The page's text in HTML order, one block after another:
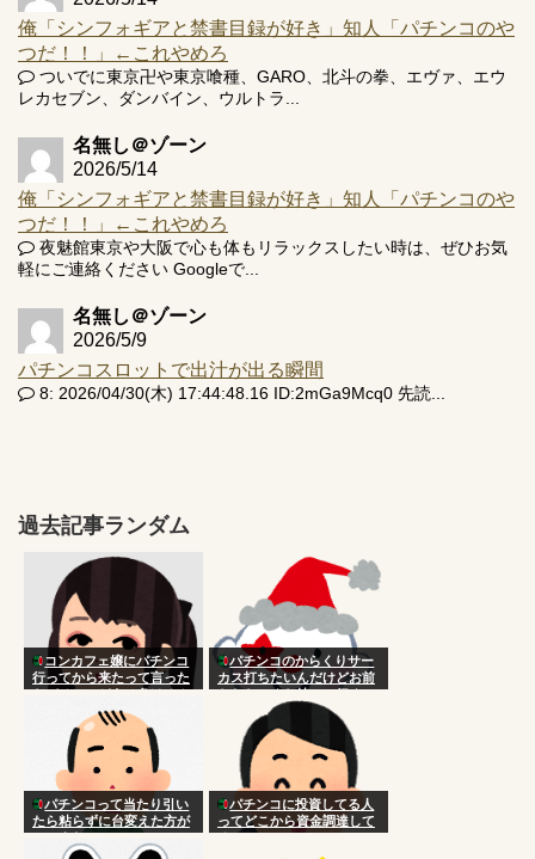
俺「シンフォギアと禁書目録が好き」知人「パチンコのや
つだ！！」←これやめろ
ついでに東京卍や東京喰種、GARO、北斗の拳、エヴァ、エウ
レカセブン、ダンバイン、ウルトラ...
名無し＠ゾーン
2026/5/14
俺「シンフォギアと禁書目録が好き」知人「パチンコのや
つだ！！」←これやめろ
夜魅館東京や大阪で心も体もリラックスしたい時は、ぜひお気
軽にご連絡ください Googleで...
名無し＠ゾーン
2026/5/9
パチンコスロットで出汁が出る瞬間
8: 2026/04/30(木) 17:44:48.16 ID:2mGa9Mcq0 先読...
過去記事ランダム
コンカフェ嬢にパチンコ
行ってから来たって言った
らパチンコどうせ負けるん
だからここで使ってよって
言われた
パチンコのからくりサー
カス打ちたいんだけどお前
らならいくら持って行く？
パチンコって当たり引い
たら粘らずに台変えた方が
いいよな
パチンコに投資してる人
ってどこから資金調達して
るの？